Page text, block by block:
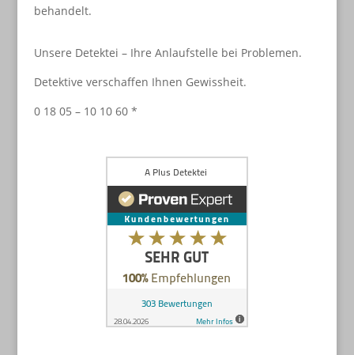
behandelt.
Unsere Detektei – Ihre Anlaufstelle bei Problemen.
Detektive verschaffen Ihnen Gewissheit.
0 18 05 – 10 10 60 *